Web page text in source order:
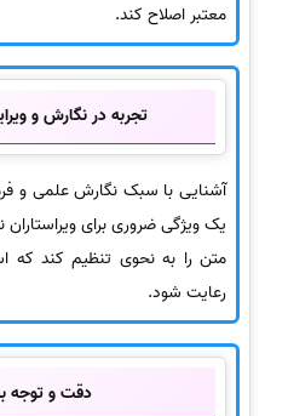
معتبر اصلاح کند.
تجربه در نگارش و
آشنایی با سبک نگارش علمی و
یک ویژگی ضروری برای ویراستاران
متن را به نحوی تنظیم کند که
رعایت شود.
دقت و توجه